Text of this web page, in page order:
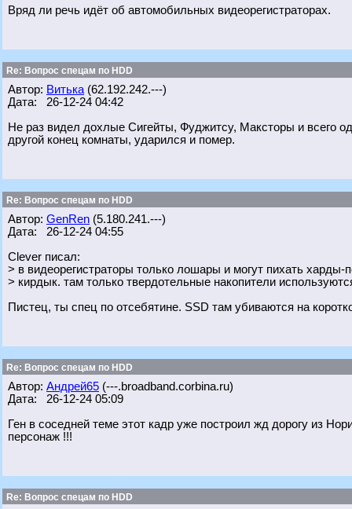
Вряд ли речь идёт об автомобильных видеорегистраторах.
Re: Вопрос спецам по HDD
Автор: Витька (62.192.242.---)
Дата: 26-12-24 04:42
Не раз видел дохлые Сигейты, Фуджитсу, Максторы и всего
другой конец комнаты, ударился и помер.
Re: Вопрос спецам по HDD
Автор: GenRen (5.180.241.---)
Дата: 26-12-24 04:55
Clever писал:
> в видеорегистраторы только лошары и могут пихать харды-
> кирдык. там только твердотельные накопители
Пистец, ты спец по отсебятине. SSD там убиваются на
Re: Вопрос спецам по HDD
Автор: Андрей65 (---.broadband.corbina.ru)
Дата: 26-12-24 05:09
Ген в соседней теме этот кадр уже построил жд дорогу из
персонаж !!!
Re: Вопрос спецам по HDD